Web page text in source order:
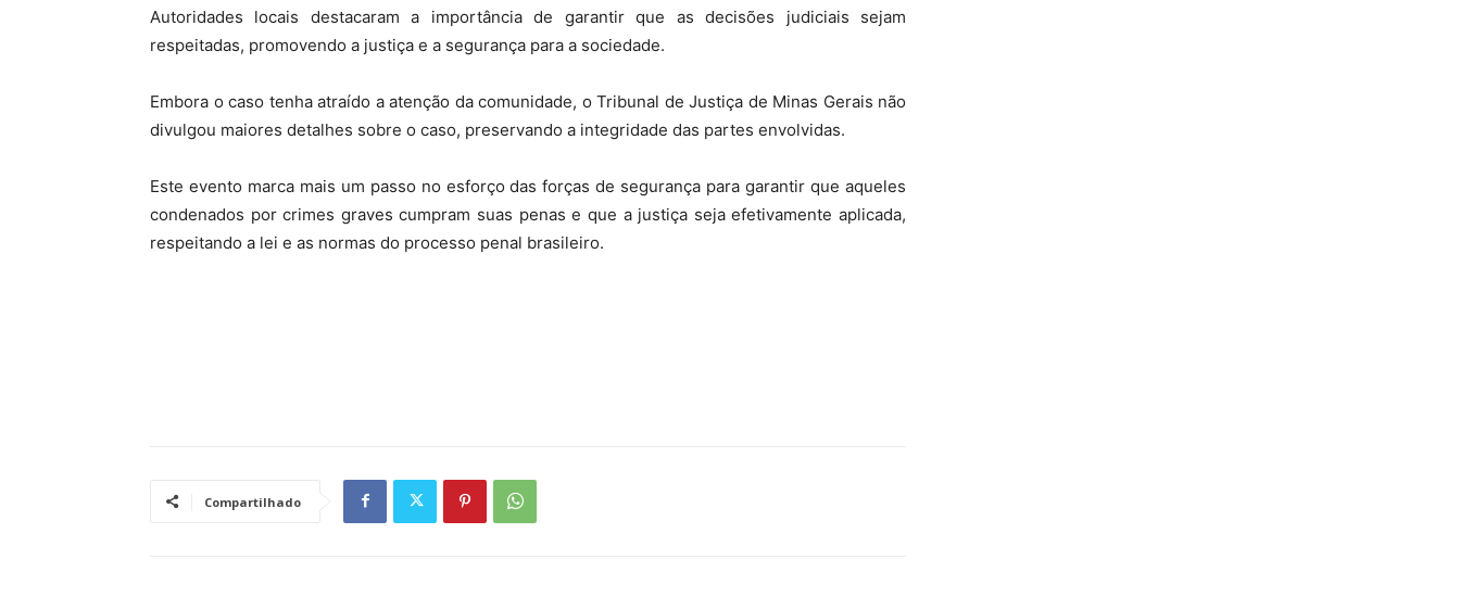
Autoridades locais destacaram a importância de garantir que as decisões judiciais sejam
respeitadas, promovendo a justiça e a segurança para a sociedade.
Embora o caso tenha atraído a atenção da comunidade, o Tribunal de Justiça de Minas Gerais não
divulgou maiores detalhes sobre o caso, preservando a integridade das partes envolvidas.
Este evento marca mais um passo no esforço das forças de segurança para garantir que aqueles
condenados por crimes graves cumpram suas penas e que a justiça seja efetivamente aplicada,
respeitando a lei e as normas do processo penal brasileiro.
Compartilhado